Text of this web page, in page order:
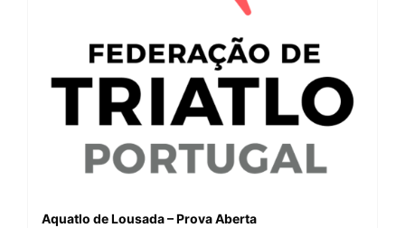
Aquatlo de Lousada – Prova Aberta